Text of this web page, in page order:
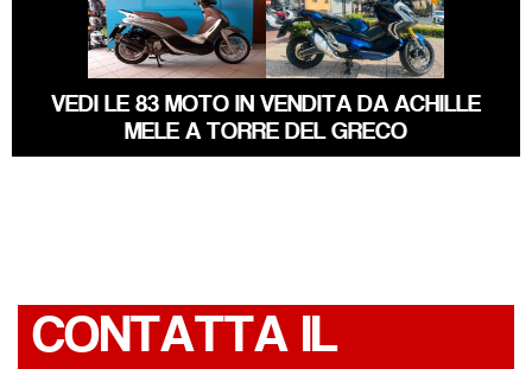
PIAGGIO
BEVERLY
HONDA X-ADV
VEDI LE 83 MOTO IN VENDITA DA ACHILLE
MELE A TORRE DEL GRECO
CONTATTA IL